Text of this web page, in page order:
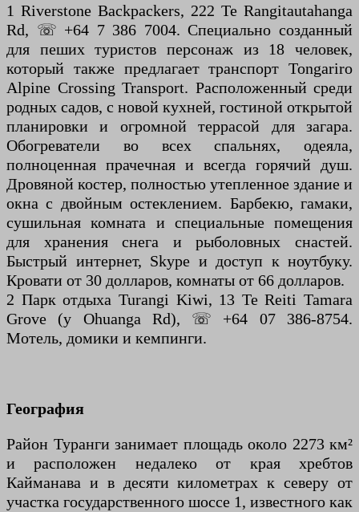
1 Riverstone Backpackers, 222 Te Rangitautahanga
Rd, ☏ +64 7 386 7004. Специально созданный
для пеших туристов персонаж из 18 человек,
который также предлагает транспорт Tongariro
Alpine Crossing Transport. Расположенный среди
родных садов, с новой кухней, гостиной открытой
планировки и огромной террасой для загара.
Обогреватели во всех спальнях, одеяла,
полноценная прачечная и всегда горячий душ.
Дровяной костер, полностью утепленное здание и
окна с двойным остеклением. Барбекю, гамаки,
сушильная комната и специальные помещения
для хранения снега и рыболовных снастей.
Быстрый интернет, Skype и доступ к ноутбуку.
Кровати от 30 долларов, комнаты от 66 долларов.
2 Парк отдыха Turangi Kiwi, 13 Te Reiti Tamara
Grove (у Ohuanga Rd), ☏ +64 07 386-8754.
Мотель, домики и кемпинги.
География
Район Туранги занимает площадь около 2273 км²
и расположен недалеко от края хребтов
Кайманава и в десяти километрах к северу от
участка государственного шоссе 1, известного как